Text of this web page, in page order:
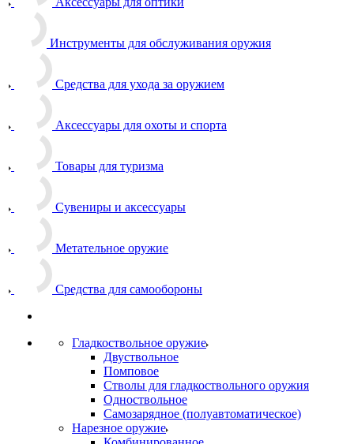
Инструменты для обслуживания оружия
Средства для ухода за оружием
Аксессуары для охоты и спорта
Товары для туризма
Сувениры и аксессуары
Метательное оружие
Средства для самообороны
Гладкоствольное оружие
Двуствольное
Помповое
Стволы для гладкоствольного оружия
Одноствольное
Самозарядное (полуавтоматическое)
Нарезное оружие